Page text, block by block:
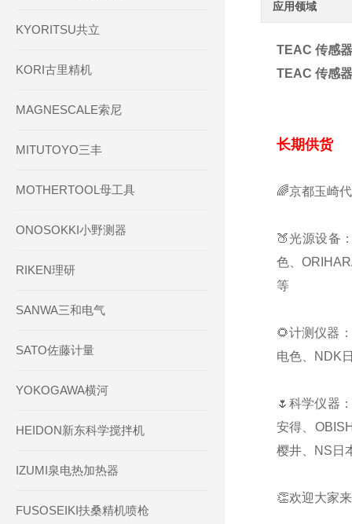
应用领域
TEAC 传感
TEAC 传感
长期供货
🌈京都玉崎
🍑光源设备
色、
等
🌻计测仪器
电色、NDK
🌷科学仪器
安得、
樱井、NS日
👏欢迎大家
KYORITSU共立
KORI古里精机
MAGNESCALE索尼
MITUTOYO三丰
MOTHERTOOL母工具
ONOSOKKI小野测器
RIKEN理研
SANWA三和电气
SATO佐藤计量
YOKOGAWA横河
HEIDON新东科学搅拌机
IZUMI泉电热加热器
FUSOSEIKI扶桑精机喷枪